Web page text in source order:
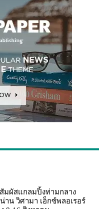
ผัสแกลมปิ้งท่ามกลาง
าน วิศามา เอ็กซ์พลอเรอร์